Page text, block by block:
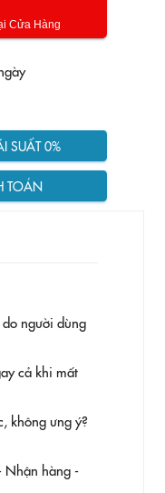
Cửa Hàng
SUẤT 0%
TOÁN
người dùng
cả khi mất
không ưng ý?
Nhận hàng -